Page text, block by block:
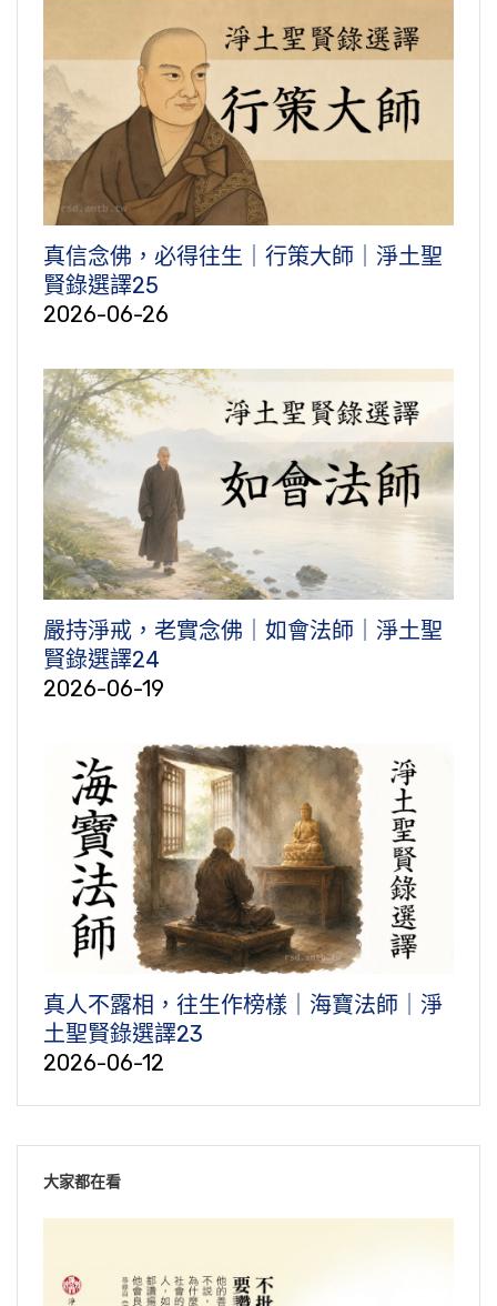
真信念佛，必得往生｜行策大師｜淨土聖
賢錄選譯25
2026-06-26
嚴持淨戒，老實念佛｜如會法師｜淨土聖
賢錄選譯24
2026-06-19
真人不露相，往生作榜樣｜海寶法師｜淨
土聖賢錄選譯23
2026-06-12
大家都在看